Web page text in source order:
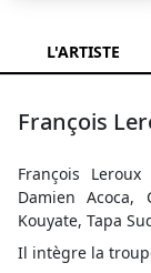
L'ARTISTE
François
François
Damien Acoca,
Kouyate, Tapa
Il intègre la